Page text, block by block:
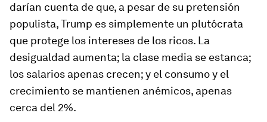
darían cuenta de que, a pesar de su pretensión
populista, Trump es simplemente un plutócrata
que protege los intereses de los ricos. La
desigualdad aumenta; la clase media se estanca;
los salarios apenas crecen; y el consumo y el
crecimiento se mantienen anémicos, apenas
cerca del 2%.